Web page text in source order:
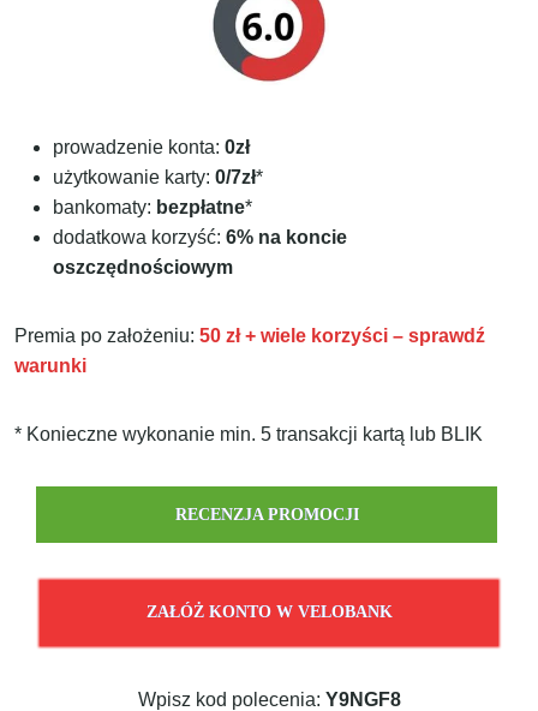
prowadzenie konta:0zł
użytkowanie karty:0/7zł*
bankomaty: bezpłatne*
dodatkowa korzyść:6% na koncie
oszczędnościowym
Premia po założeniu:50 zł + wiele korzyści – sprawdź
warunki
* Konieczne wykonanie min. 5 transakcji kartą lub BLIK
RECENZJA PROMOCJI
ZAŁÓŻ KONTO W VELOBANK
Wpisz kod polecenia: Y9NGF8